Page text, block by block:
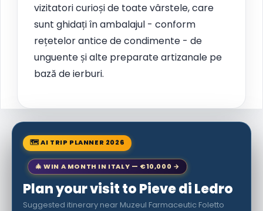
vizitatori curioși de toate vârstele, care
sunt ghidați în ambalajul - conform
rețetelor antice de condimente - de
unguente și alte preparate artizanale pe
bază de ierburi.
🗺 AI TRIP PLANNER 2026
🎄 WIN A MONTH IN ITALY — €10,000 →
Plan your visit to Pieve di Ledro
Suggested itinerary near Muzeul Farmaceutic Foletto